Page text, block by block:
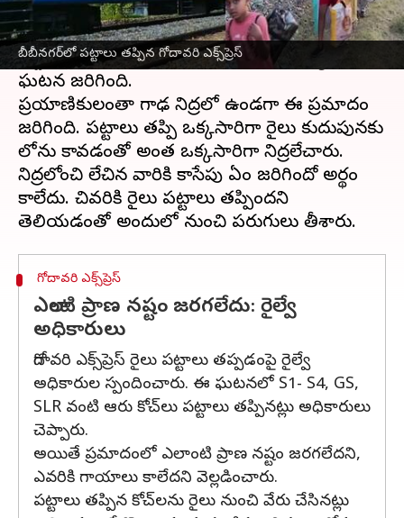
బీబీనగర్‌లో పట్టాలు తప్పిన గోదావరి ఎక్స్‌ప్రెస్
విశాఖపట్నంనుంచిసికింద్రాబాద్‌కు బయలుదేరిన రైలు
నెం.12727గోదావరి ఎక్స్‌ప్రెస్బుధవారం ఉదయం
పట్టాలు తప్పింది. బీబీనగర్- ఘట్‌కేసర్ మధ్య ఈ
ఘటన జరిగింది.
ప్రయాణికులంతా గాఢ నిద్రలో ఉండగా ఈ ప్రమాదం
జరిగింది. పట్టాలు తప్పి ఒక్కసారిగా రైలు కుదుపునకు
లోను కావడంతో అంత ఒక్కసారిగా నిద్రలేచారు.
నిద్రలోంచి లేచిన వారికి కాసేపు ఏం జరిగిందో అర్థం
కాలేదు. చివరికి రైలు పట్టాలు తప్పిందని
గోదావరి ఎక్స్‌ప్రెస్
ఎలాంటి ప్రాణ నష్టం జరగలేదు: రైల్వే
అధికారులు
గోదావరి ఎక్స్‌ప్రెస్ రైలు పట్టాలు తప్పడంపై రైల్వే
అధికారుల స్పందించారు. ఈ ఘటనలో S1- S4, GS,
SLR వంటి ఆరు కోచ్‌లు పట్టాలు తప్పినట్లు అధికారులు
చెప్పారు.
అయితే ప్రమాదంలో ఎలాంటి ప్రాణ నష్టం జరగలేదని,
ఎవరికి గాయాలు కాలేదని వెల్లడించారు.
పట్టాలు తప్పిన కోచ్‌లను రైలు నుంచి వేరు చేసినట్లు